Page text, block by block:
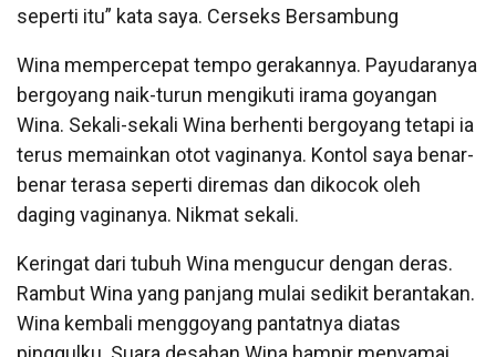
seperti itu” kata saya. Cerseks Bersambung
Wina mempercepat tempo gerakannya. Payudaranya
bergoyang naik-turun mengikuti irama goyangan
Wina. Sekali-sekali Wina berhenti bergoyang tetapi ia
terus memainkan otot vaginanya. Kontol saya benar-
benar terasa seperti diremas dan dikocok oleh
daging vaginanya. Nikmat sekali.
Keringat dari tubuh Wina mengucur dengan deras.
Rambut Wina yang panjang mulai sedikit berantakan.
Wina kembali menggoyang pantatnya diatas